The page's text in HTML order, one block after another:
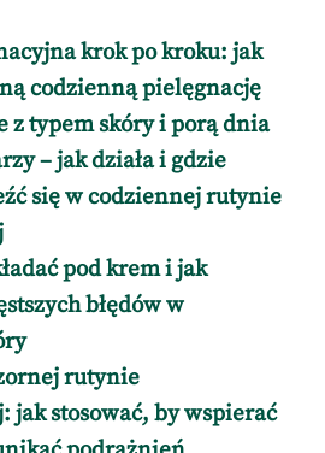
krok po kroku: jak
codzienną pielęgnację
z typem skóry i porą dnia
– jak działa i gdzie
się w codziennej rutynie
pod krem i jak
błędów w
rutynie
jak stosować, by wspierać